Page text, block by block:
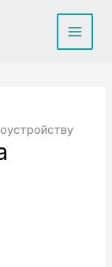
Main